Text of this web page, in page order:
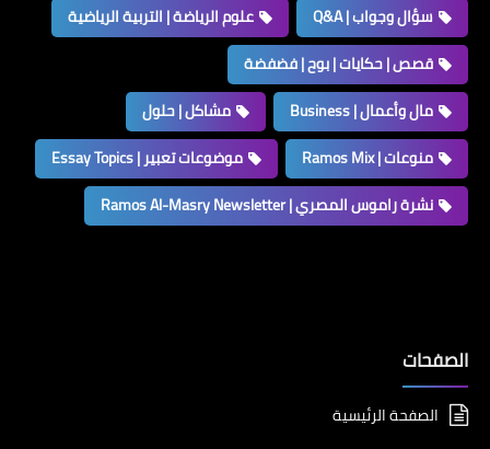
سؤال وجواب | Q&A
علوم الرياضة | التربية الرياضية
قصص | حكايات | بوح | فضفضة
مال وأعمال | Business
مشاكل | حلول
منوعات | Ramos Mix
موضوعات تعبير | Essay Topics
نشرة راموس المصري | Ramos Al-Masry Newsletter
الصفحات
الصفحة الرئيسية